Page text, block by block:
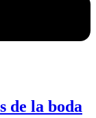
de la boda